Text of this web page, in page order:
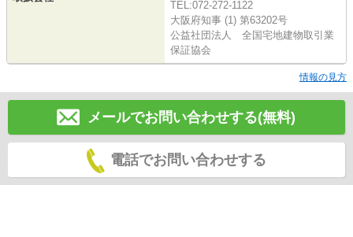
TEL:072-272-1122
大阪府知事 (1) 第63202号
公益社団法人 全国宅地建物取引業
保証協会
情報の見方
メールでお問い合わせする(無料)
電話でお問い合わせする